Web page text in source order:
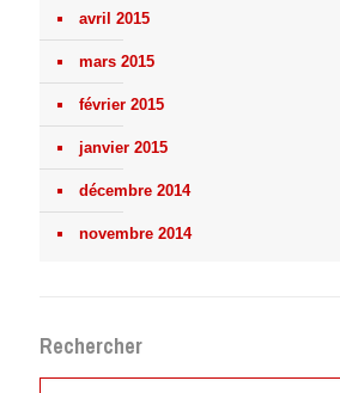
avril 2015
mars 2015
février 2015
janvier 2015
décembre 2014
novembre 2014
Rechercher